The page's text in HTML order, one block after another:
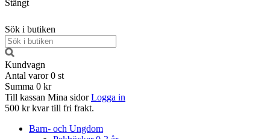
Stängt
Sök i butiken
Kundvagn
Antal varor 0 st
Summa 0 kr
Till kassan Mina sidor Logga in
500 kr kvar till fri frakt.
Barn- och Ungdom